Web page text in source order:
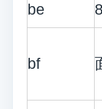
be
bf